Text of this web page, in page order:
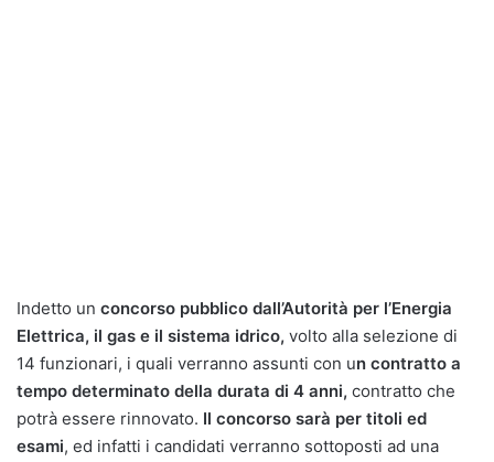
Indetto un concorso pubblico dall’Autorità per l’Energia
Elettrica, il gas e il sistema idrico, volto alla selezione di
14 funzionari, i quali verranno assunti con un contratto a
tempo determinato della durata di 4 anni, contratto che
potrà essere rinnovato. Il concorso sarà per titoli ed
esami, ed infatti i candidati verranno sottoposti ad una